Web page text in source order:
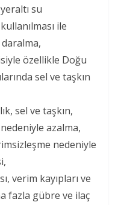
su
ile
özellikle Doğu
sel ve taşkın
sel ve taşkın,
azalma,
nedeniyle
verim kayıpları ve
fazla gübre ve ilaç